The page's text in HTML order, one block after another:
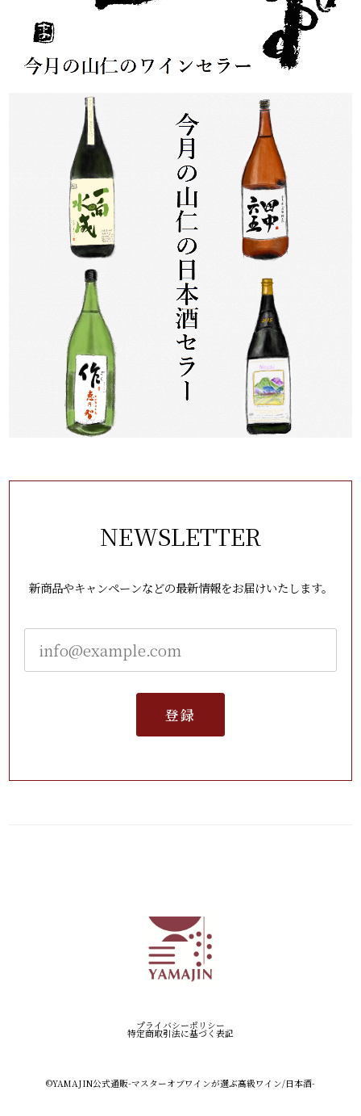
NEWSLETTER
新商品やキャンペーンなどの最新情報をお届けいたします。
登録
プライバシーポリシー
特定商取引法に基づく表記
©︎YAMAJIN公式通販-マスターオブワインが選ぶ高級ワイン/日本酒-